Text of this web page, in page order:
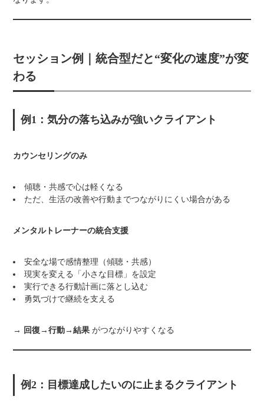
セッション例｜統合型だと“変化の速度”が変
わる
例1：気分の落ち込みが強いクライアント
カウンセリングのみ
傾聴・共感で心は軽くなる
ただ、生活の改善や行動までつながりにくい場合がある
メンタルトレーナーの統合支援
安全な場で感情整理（傾聴・共感）
現実を変える「小さな目標」を設定
実行できる行動計画に落とし込む
勇気づけで継続を支える
→ 回復→行動→結果 がつながりやすくなる
例2：目標達成したいのに止まるクライアント